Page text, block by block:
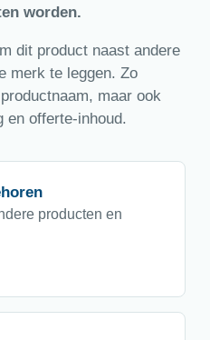
worden.
dit product naast andere
merk te leggen. Zo
maar ook
en offerte-inhoud.
producten en